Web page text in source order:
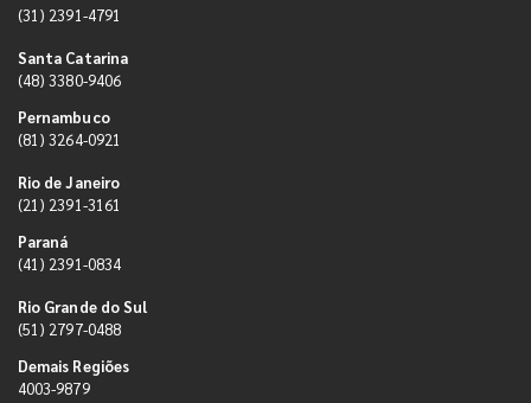
(31) 2391-4791
Santa Catarina
(48) 3380-9406
Pernambuco
(81) 3264-0921
Rio de Janeiro
(21) 2391-3161
Paraná
(41) 2391-0834
Rio Grande do Sul
(51) 2797-0488
Demais Regiões
4003-9879